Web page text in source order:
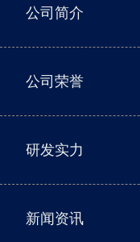
公司简介
公司荣誉
研发实力
新闻资讯